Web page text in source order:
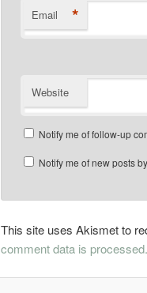
Email *
Website
Notify me of follow-up
Notify me of new posts
This site uses Akismet to
comment data is processed.